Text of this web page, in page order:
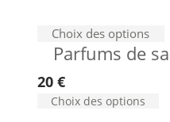
Choix des options
Parfums de
20€
Choix des options